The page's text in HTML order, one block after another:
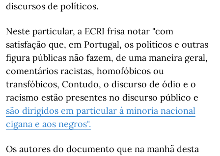
discursos de políticos.
Neste particular, a ECRI frisa notar "com
satisfação que, em Portugal, os políticos e outras
figura públicas não fazem, de uma maneira geral,
comentários racistas, homofóbicos ou
transfóbicos, Contudo, o discurso de ódio e o
racismo estão presentes no discurso público e
são dirigidos em particular à minoria nacional
cigana e aos negros".
Os autores do documento que na manhã desta